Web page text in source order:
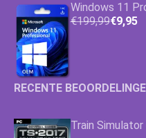
Windows 11
€199,99€9,95
RECENTE
Train